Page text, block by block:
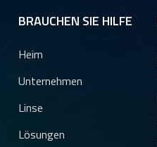
BRAUCHEN SIE HILFE
Heim
Unternehmen
Linse
Lösungen